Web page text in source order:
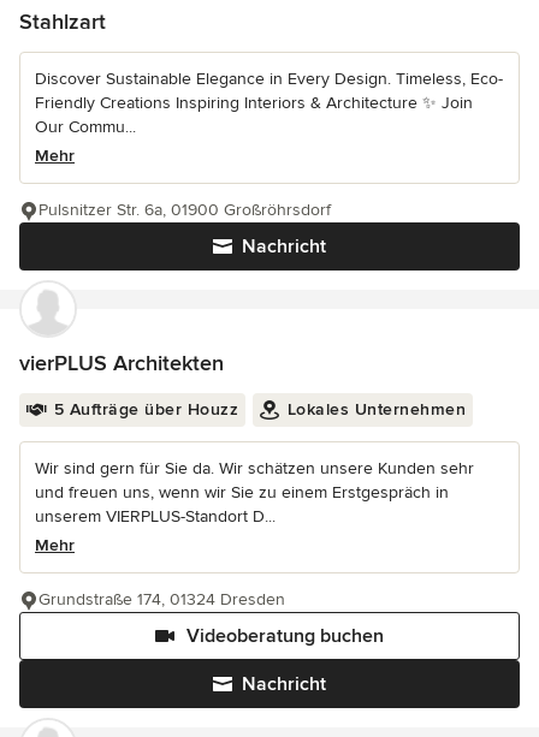
Stahlzart
Discover Sustainable Elegance in Every Design. Timeless, Eco-
Friendly Creations Inspiring Interiors & Architecture ✨ Join
Our Commu...
Mehr
Nachricht
Pulsnitzer Str. 6a, 01900 Großröhrsdorf
vierPLUS Architekten
5 Aufträge über Houzz Lokales Unternehmen
Wir sind gern für Sie da. Wir schätzen unsere Kunden sehr
und freuen uns, wenn wir Sie zu einem Erstgespräch in
unserem VIERPLUS-Standort D...
Mehr
Nachricht
Videoberatung buchen
Grundstraße 174, 01324 Dresden